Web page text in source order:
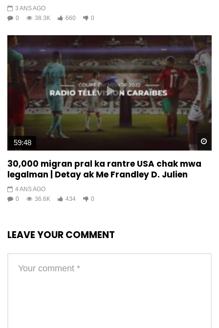
3 ANS AGO
0
38.3K 660 0
59:48
30,000 migran pral ka rantre USA chak mwa
legalman | Detay ak Me Frandley D. Julien
4 ANS AGO
0
36.6K 434 0
LEAVE YOUR COMMENT